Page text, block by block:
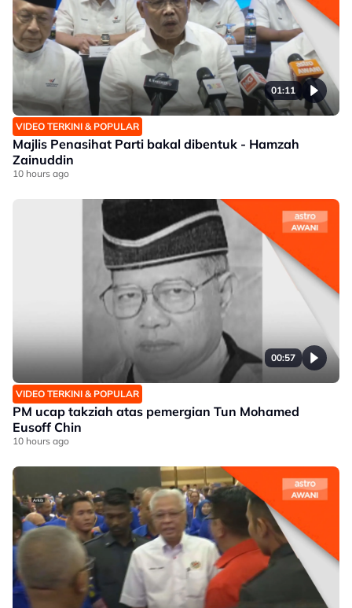
01:11
VIDEO TERKINI & POPULAR
Majlis Penasihat Parti bakal dibentuk - Hamzah
Zainuddin
10 hours ago
00:57
VIDEO TERKINI & POPULAR
PM ucap takziah atas pemergian Tun Mohamed
Eusoff Chin
10 hours ago